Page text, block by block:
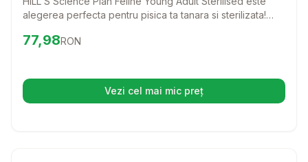
alegerea perfecta pentru pisica ta tanara si sterilizata!
hrana umeda delicioasa si nutritiva, care va mentine pisica
Preț:77.98
77,98RON
Vezi cel mai mic preț(se deschide într-o filă nouă)